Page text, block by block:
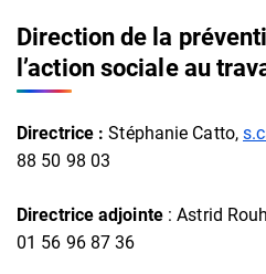
Direction de la
l’action sociale au
Directrice : Stéphanie Catto,
88 50 98 03
Directrice adjointe: Astrid
01 56 96 87 36